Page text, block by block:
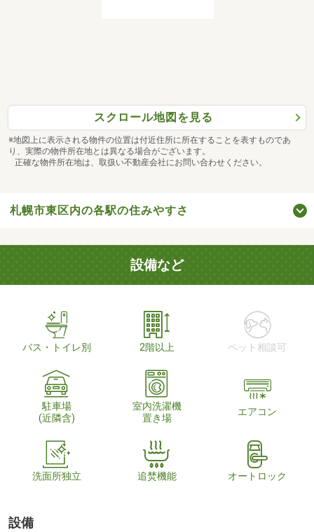
スクロール地図を見る
※地図上に表示される物件の位置は付近住所に所在することを表すものであ
り、実際の物件所在地とは異なる場合がございます。
正確な物件所在地は、取扱い不動産会社にお問い合わせください。
札幌市東区内の各駅の住みやすさ
設備など
バス・トイレ別 2階以上 ペット相談可
駐車場
(近隣含)
室内洗濯機
置き場
エアコン
洗面所独立 追焚機能 オートロック
設備